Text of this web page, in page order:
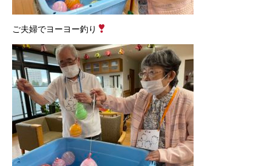
ご夫婦でヨーヨー釣り